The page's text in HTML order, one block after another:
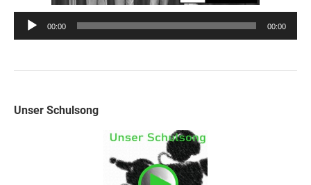
Audio-
00:00 00:00
Unser Schulsong